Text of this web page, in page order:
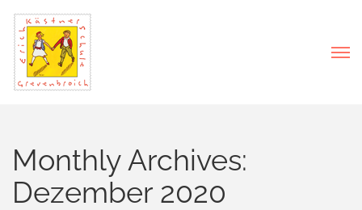
Monthly Archives:
Dezember 2020